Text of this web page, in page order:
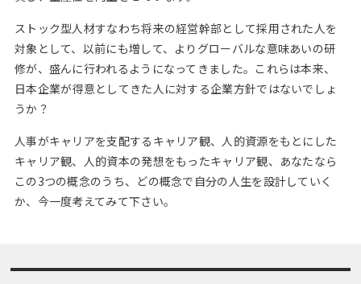
ストック型人材すなわち将来の経営幹部として採用された人を
対象として、以前にも増して、よりグローバルな意味あいの研
修が、盛んに行われるようになってきました。これらは本来、
日本企業が得意としてきた人に対する企業方針ではないでしょ
うか？
人事がキャリアを支配するキャリア観、人的資源をもとにした
キャリア観、人的資本の発想をもったキャリア観、あなたなら
この3つの概念のうち、どの概念で自分の人生を設計していく
か、今一度考えてみて下さい。